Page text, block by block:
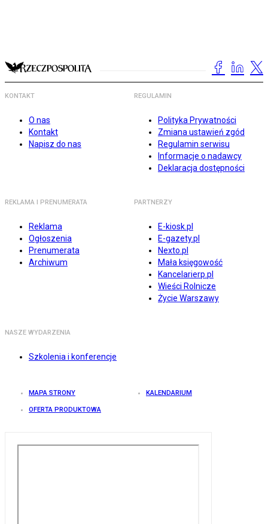
KONTAKT
O nas
Kontakt
Napisz do nas
REGULAMIN
Polityka Prywatności
Zmiana ustawień zgód
Regulamin serwisu
Informacje o nadawcy
Deklaracja dostępności
REKLAMA I PRENUMERATA
Reklama
Ogłoszenia
Prenumerata
Archiwum
PARTNERZY
E-kiosk.pl
E-gazety.pl
Nexto.pl
Mała księgowość
Kancelarierp.pl
Wieści Rolnicze
Życie Warszawy
NASZE WYDARZENIA
Szkolenia i konferencje
MAPA STRONY KALENDARIUM
OFERTA PRODUKTOWA